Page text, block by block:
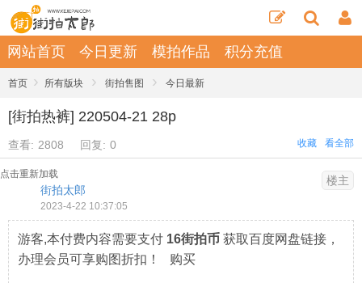
网站首页 今日更新 模拍作品 积分充值
首页 › 所有版块 › 街拍售图 › 今日最新
[街拍热裤] 220504-21 28p
查看: 2808 回复: 0 看全部
收藏
点击重新加载
街拍太郎
2023-4-22 10:37:05
楼主
游客,本付费内容需要支付 16街拍币 获取百度网盘链接，
办理会员可享购图折扣！ 购买